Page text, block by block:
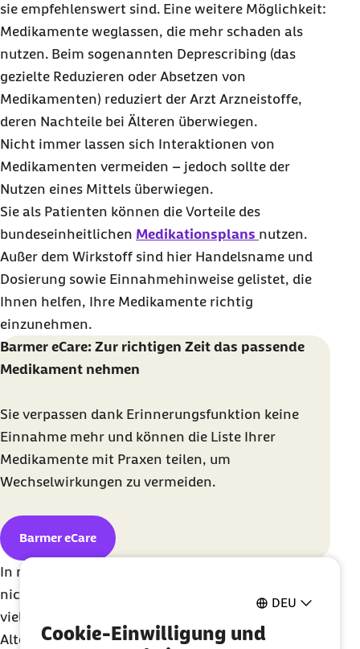
DEU
Cookie-Einwilligung und
sie empfehlenswert sind. Eine weitere Möglichkeit:
Medikamente weglassen, die mehr schaden als
nutzen. Beim sogenannten Deprescribing (das
gezielte Reduzieren oder Absetzen von
Medikamenten) reduziert der Arzt Arzneistoffe,
deren Nachteile bei Älteren überwiegen.
Nicht immer lassen sich Interaktionen von
Medikamenten vermeiden – jedoch sollte der
Nutzen eines Mittels überwiegen.
Sie als Patienten können die Vorteile des
bundeseinheitlichen Medikationsplans nutzen.
Außer dem Wirkstoff sind hier Handelsname und
Dosierung sowie Einnahmehinweise gelistet, die
Ihnen helfen, Ihre Medikamente richtig
einzunehmen.
Barmer eCare: Zur richtigen Zeit das passende
Medikament nehmen
Sie verpassen dank Erinnerungsfunktion keine
Einnahme mehr und können die Liste Ihrer
Medikamente mit Praxen teilen, um
Wechselwirkungen zu vermeiden.
Barmer eCare
In manchen Fällen lassen sich
nicht vermeiden, beispielsweise wenn es wie bei
vielen Tumorerkrankungen keine gut verträglichen
Alternativen gibt. Doch oft ist ein Austausch der